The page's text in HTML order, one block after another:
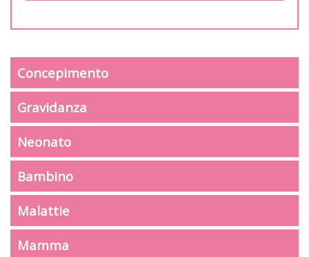
Concepimento
Gravidanza
Neonato
Bambino
Malattie
Mamma